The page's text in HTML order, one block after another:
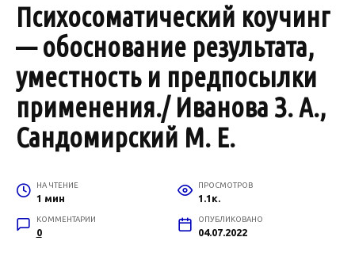
Психосоматический коучинг
— обоснование результата,
уместность и предпосылки
применения./ Иванова З. А.,
Сандомирский М. Е.
НА ЧТЕНИЕ
1 мин
ПРОСМОТРОВ
1.1к.
КОММЕНТАРИИ
0
ОПУБЛИКОВАНО
04.07.2022